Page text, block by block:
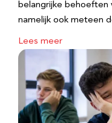
belangrijke behoeften
namelijk ook meteen
Lees meer